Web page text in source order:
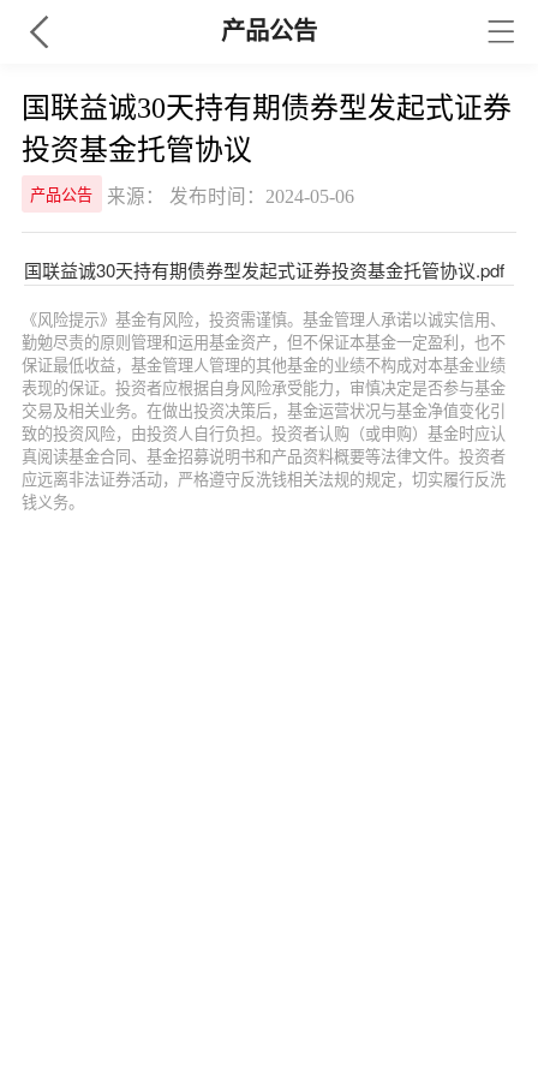
产品公告
国联益诚30天持有期债券型发起式证券
投资基金托管协议
产品公告 来源： 发布时间：2024-05-06
国联益诚30天持有期债券型发起式证券投资基金托管协议.pdf
《风险提示》基金有风险，投资需谨慎。基金管理人承诺以诚实信用、
勤勉尽责的原则管理和运用基金资产，但不保证本基金一定盈利，也不
保证最低收益，基金管理人管理的其他基金的业绩不构成对本基金业绩
表现的保证。投资者应根据自身风险承受能力，审慎决定是否参与基金
交易及相关业务。在做出投资决策后，基金运营状况与基金净值变化引
致的投资风险，由投资人自行负担。投资者认购（或申购）基金时应认
真阅读基金合同、基金招募说明书和产品资料概要等法律文件。投资者
应远离非法证券活动，严格遵守反洗钱相关法规的规定，切实履行反洗
钱义务。